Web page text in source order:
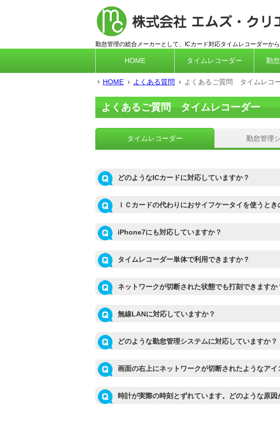
勤怠管理の総合メーカーとして、ICカード対応タイムレコーダーか
HOME タイムレコーダー 勤
HOME よくある質問 よくあるご質問 タイムレコ
よくあるご質問 タイムレコーダー
タイムレコーダー 勤怠管理
どのようなICカードに対応していますか？
ＩＣカードの代わりにおサイフケータイを使うとき
iPhone7にも対応していますか？
タイムレコーダー単体で利用できますか？
ネットワークが切断された状態でも打刻できますか
無線LANに対応していますか？
どのような勤怠管理システムに対応していますか？
画面の右上にネットワークが切断されたようなア
時計が実際の時刻とずれています。どのような